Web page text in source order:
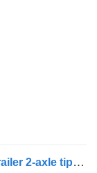
General Trailer SMB - DRUM General Trailer 2-axle tipper - SMB axles - D